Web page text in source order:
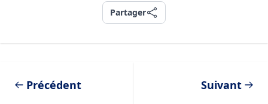
Partager
Partager
Précédent Suivant